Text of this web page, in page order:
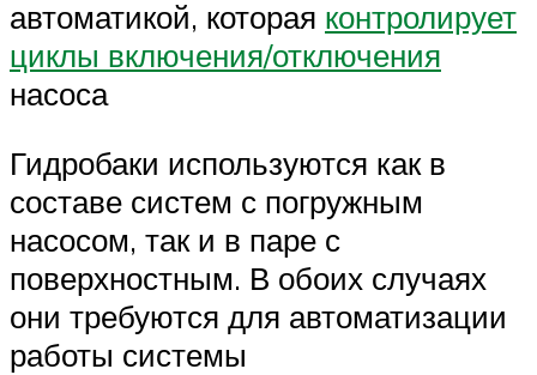
автоматикой, которая контролирует
циклы включения/отключения
насоса
Гидробаки используются как в
составе систем с погружным
насосом, так и в паре с
поверхностным. В обоих случаях
они требуются для автоматизации
работы системы